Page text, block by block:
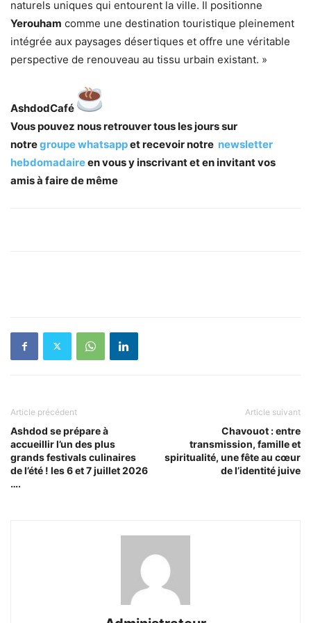
naturels uniques qui entourent la ville. Il positionne
Yerouham comme une destination touristique pleinement
intégrée aux paysages désertiques et offre une véritable
perspective de renouveau au tissu urbain existant. »
AshdodCafé
Vous pouvez nous retrouver tous les jours sur
notregroupe whatsappet recevoir notre newsletter
hebdomadaireen vous y inscrivant et en invitant vos
amis à faire de même
Article précédent
Ashdod se prépare à
accueillir l’un des plus
grands festivals culinaires
de l’été ! les 6 et 7 juillet 2026
….
Article suivant
Chavouot : entre
transmission, famille et
spiritualité, une fête au cœur
de l’identité juive